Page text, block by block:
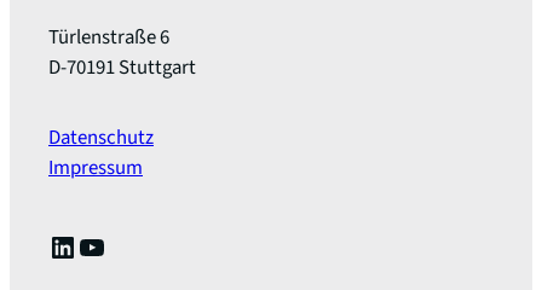
Türlenstraße 6
D-70191 Stuttgart
Datenschutz
Impressum
LinkedIn
YouTube